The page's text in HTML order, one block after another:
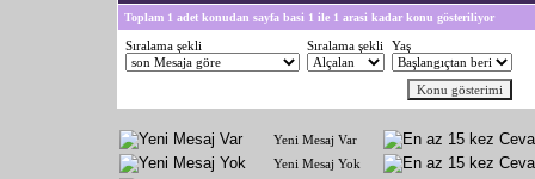
Toplam 1 adet konudan sayfa basi 1 ile 1 arasi kadar konu gösteriliyor
Sıralama şekli Sıralama şekli Yaş
Yeni Mesaj Var
Yeni Mesaj Yok